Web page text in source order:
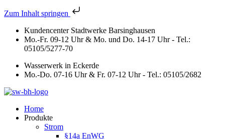
Zum Inhalt springen
Kundencenter Stadtwerke Barsinghausen
Mo.-Fr. 09-12 Uhr & Mo. und Do. 14-17 Uhr - Tel.:
05105/5277-70
Wasserwerk in Eckerde
Mo.-Do. 07-16 Uhr & Fr. 07-12 Uhr - Tel.: 05105/2682
Home
Produkte
Strom
§14a EnWG